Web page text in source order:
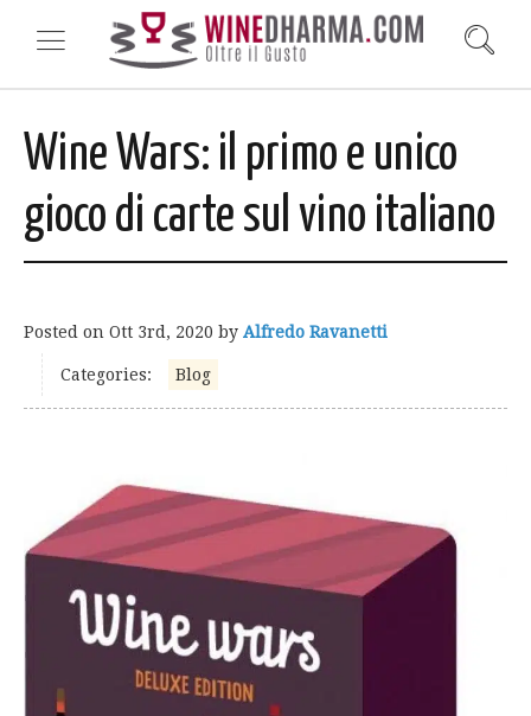
Wine Wars: il primo e unico
gioco di carte sul vino italiano
Posted on Ott 3rd, 2020 by Alfredo Ravanetti
Categories: Blog